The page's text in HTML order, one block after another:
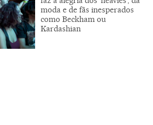
moda e de fãs inesperados
como Beckham ou
Kardashian